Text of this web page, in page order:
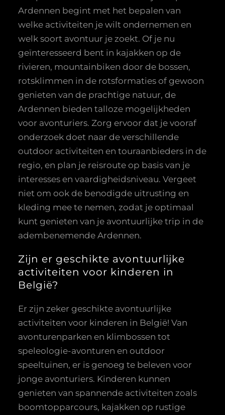
Ardennen begint met het bepalen van
welke activiteiten je wilt ondernemen en
welk soort avontuur je zoekt. Of je nu
geïnteresseerd bent in kajakken op de
rivieren, mountainbiken door de bossen,
rotsklimmen in de rotsformaties of gewoon
genieten van de prachtige natuur, de
Ardennen bieden talloze mogelijkheden
voor avonturiers. Zorg ervoor dat je vooraf
onderzoek doet naar de verschillende
outdoor activiteiten en touraanbieders in de
regio, en plan je reisroute op basis van je
interesses en vaardigheidsniveau. Vergeet
niet om ook de benodigde uitrusting en
kleding mee te nemen, zodat je optimaal
kunt genieten van je avontuurlijke trip in de
adembenemende Ardennen.
Zijn er geschikte avontuurlijke
activiteiten voor kinderen in
België?
Er zijn zeker geschikte avontuurlijke
activiteiten voor kinderen in België! Van
avonturenparken en klimbossen tot
speleologie-avonturen en outdoor
speeltuinen, er is genoeg te beleven voor
jonge avonturiers. Kinderen kunnen
genieten van spannende activiteiten zoals
boomtopparcours, kajakken op rustige